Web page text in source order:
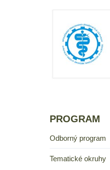
PROGRAM
Odborný program
Tematické okruhy